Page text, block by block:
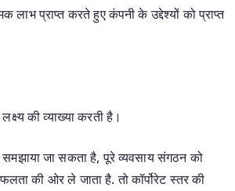
लाभ प्राप्त करते हुए कंपनी के उद्देश्यों को प्राप्त
की व्याख्या करती है।
समझाया जा सकता है, पूरे व्यवसाय संगठन को
की ओर ले जाता है. तो कॉर्पोरेट स्तर की